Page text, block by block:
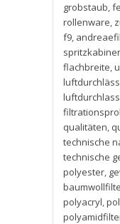
grobstaub,
rollenware,
f9,
flachbreite,
luftdurchlass
qualitäten,
technische
technische
polyester,
polyacryl,